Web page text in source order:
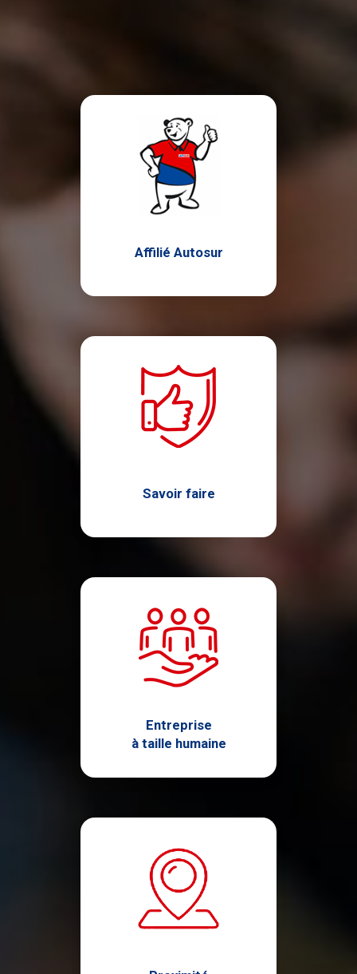
Affilié Autosur
Savoir faire
Entreprise
à taille humaine